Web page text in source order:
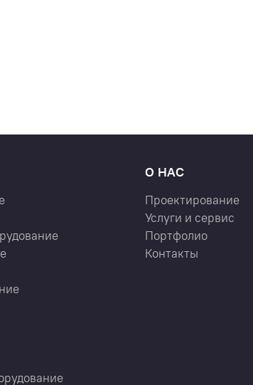
О НАС
Проектирование
Услуги и сервис
Портфолио
Контакты